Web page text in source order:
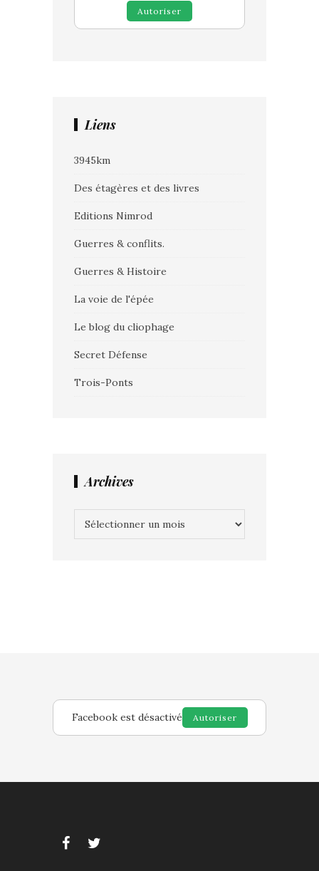
Autoriser
Liens
3945km
Des étagères et des livres
Editions Nimrod
Guerres & conflits.
Guerres & Histoire
La voie de l'épée
Le blog du cliophage
Secret Défense
Trois-Ponts
Archives
Facebook est désactivé Autoriser